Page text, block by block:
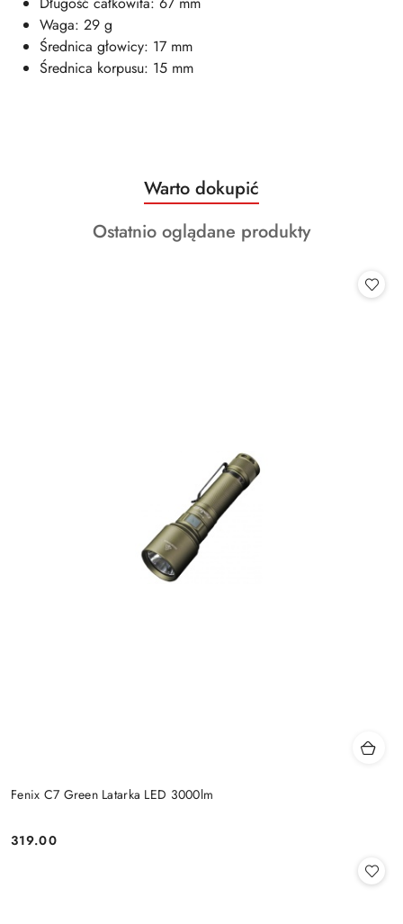
Waga: 29 g
Średnica głowicy: 17 mm
Średnica korpusu: 15 mm
Pomiń karuzelę produktów
Produkty
o
statusie:
Warto dokupić
Produkty
Ostatnio oglądane produkty
Fenix C7 Green Latarka LED 3000lm
Cena:
319.00